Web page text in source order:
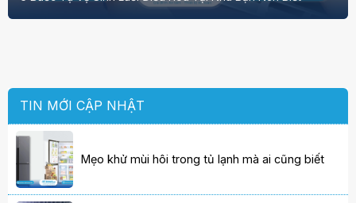
TIN MỚI CẬP NHẬT
Mẹo khử mùi hôi trong tủ lạnh mà ai cũng biết